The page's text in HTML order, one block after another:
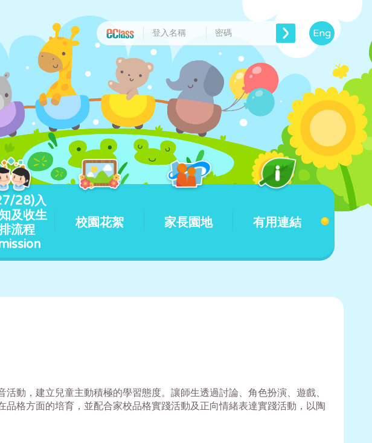
Eng
28)入
及收生
流程
校園花絮 家長園地 有用連結
動，建立兒童主動積極的學習態度。讓師生透過討論、角色扮演、遊戲、
格方面的培育，並配合家校品格實踐活動及正向情緒表達實踐活動，以陶